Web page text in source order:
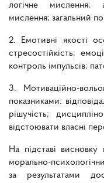
логічне мислення;
мислення; загальний
2. Емотивні якості
стресостійкість;
контроль імпульсів;
3. Мотиваційно-
показниками:
рішучість;
відстоювати власні
На підставі
морально-
за результатами